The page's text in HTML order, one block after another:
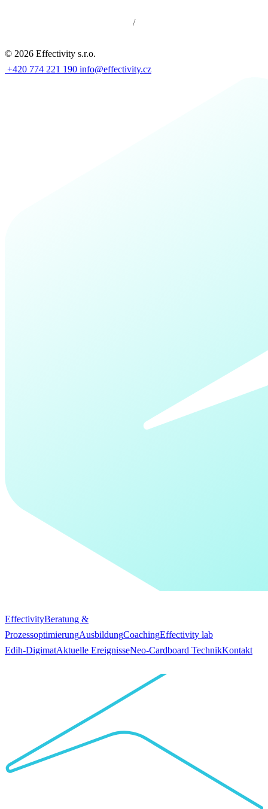
/
© 2026 Effectivity s.r.o.
+420 774 221 190 info@effectivity.cz
EffectivityBeratung &
ProzessoptimierungAusbildungCoachingEffectivity lab
Edih-DigimatAktuelle EreignisseNeo-Cardboard TechnikKontakt